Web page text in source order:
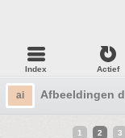
Index Actief
ai Afbeeldingen
1 2 3